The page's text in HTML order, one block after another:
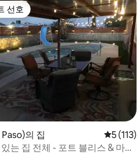
기 140개
트 선호
선호
의 집 평점 5
5 (113)
는 집 전체 - 포트 블리스 & 마운